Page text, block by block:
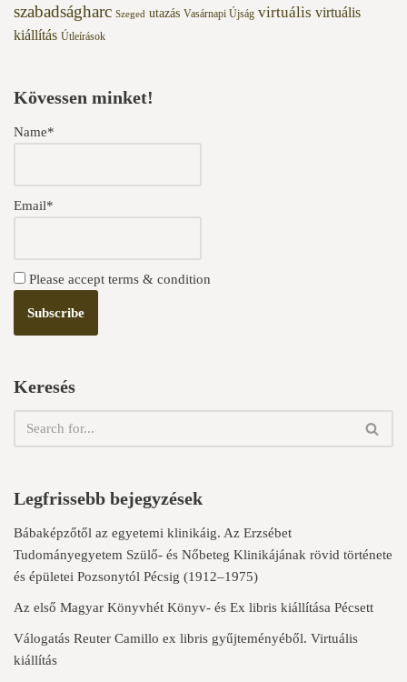
szabadságharc Szeged utazás Vasárnapi Újság virtuális virtuális
kiállítás Útleírások
Kövessen minket!
Name*
Email*
Please accept terms & condition
Keresés
Legfrissebb bejegyzések
Bábaképzőtől az egyetemi klinikáig. Az Erzsébet
Tudományegyetem Szülő- és Nőbeteg Klinikájának rövid története
és épületei Pozsonytól Pécsig (1912–1975)
Az első Magyar Könyvhét Könyv- és Ex libris kiállítása Pécsett
Válogatás Reuter Camillo ex libris gyűjteményéből. Virtuális
kiállítás